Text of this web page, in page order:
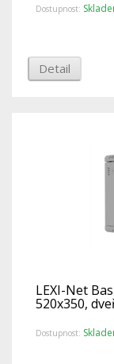
Dostupnost:
Detail
LEXI-Net
520x350,
Dostupnost: